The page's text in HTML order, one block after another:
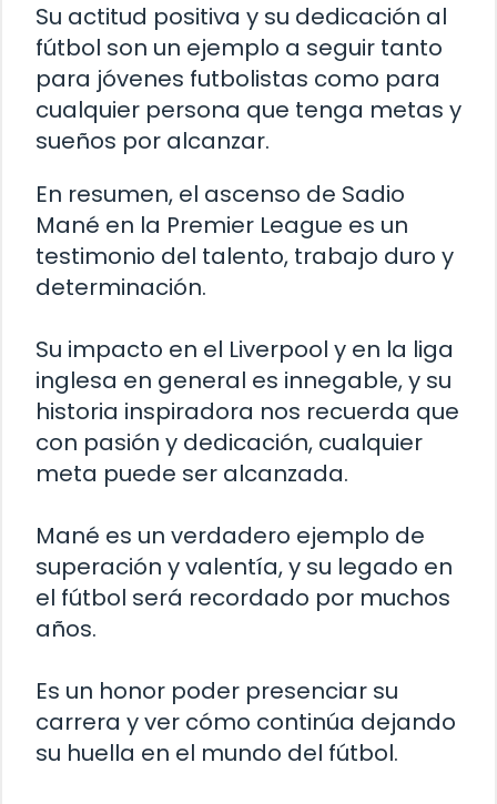
Su actitud positiva y su dedicación al
fútbol son un ejemplo a seguir tanto
para jóvenes futbolistas como para
cualquier persona que tenga metas y
sueños por alcanzar.
En resumen, el ascenso de Sadio
Mané en la Premier League es un
testimonio del talento, trabajo duro y
determinación.
Su impacto en el Liverpool y en la liga
inglesa en general es innegable, y su
historia inspiradora nos recuerda que
con pasión y dedicación, cualquier
meta puede ser alcanzada.
Mané es un verdadero ejemplo de
superación y valentía, y su legado en
el fútbol será recordado por muchos
años.
Es un honor poder presenciar su
carrera y ver cómo continúa dejando
su huella en el mundo del fútbol.